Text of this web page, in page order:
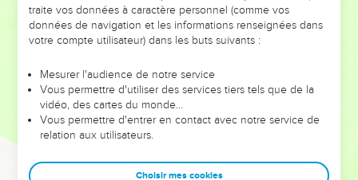
ET SI LEURS ERREURS POUVAIENT VOUS ÉVITER LES
VOTRES ?
leur foi ou leur vision. Mais on voit moins les doutes, les erreurs
et les saisons difficiles qu'ils ont traversés, alors même que ce
sont elles qui les ont façonnés.
Dans cette conférence, leaders, entrepreneurs, et responsables
clés pour avancer avec plus de sagesse afin que leurs erreurs
traite vos données à caractère personnel (comme vos
données de navigation et les informations renseignées dans
votre compte utilisateur) dans les buts suivants :
Mesurer l'audience de notre service
Vous permettre d'utiliser des services tiers tels que de la
vidéo, des cartes du monde…
Vous permettre d'entrer en contact avec notre service de
relation aux utilisateurs.
Choisir mes cookies